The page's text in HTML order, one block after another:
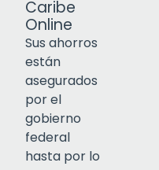
Caribe
Online
Sus ahorros
están
asegurados
por el
gobierno
federal
hasta por lo